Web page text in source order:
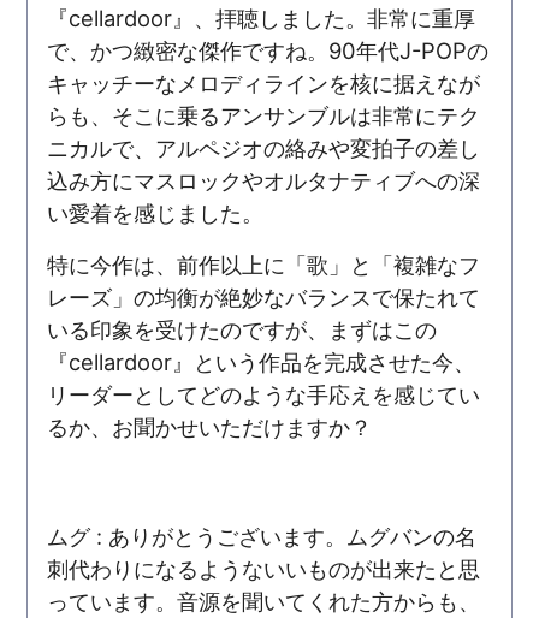
『cellardoor』、拝聴しました。非常に重厚
で、かつ緻密な傑作ですね。90年代J-POPの
キャッチーなメロディラインを核に据えなが
らも、そこに乗るアンサンブルは非常にテク
ニカルで、アルペジオの絡みや変拍子の差し
込み方にマスロックやオルタナティブへの深
い愛着を感じました。
特に今作は、前作以上に「歌」と「複雑なフ
レーズ」の均衡が絶妙なバランスで保たれて
いる印象を受けたのですが、まずはこの
『cellardoor』という作品を完成させた今、
リーダーとしてどのような手応えを感じてい
るか、お聞かせいただけますか？
ムグ : ありがとうございます。ムグバンの名
刺代わりになるようないいものが出来たと思
っています。音源を聞いてくれた方からも、